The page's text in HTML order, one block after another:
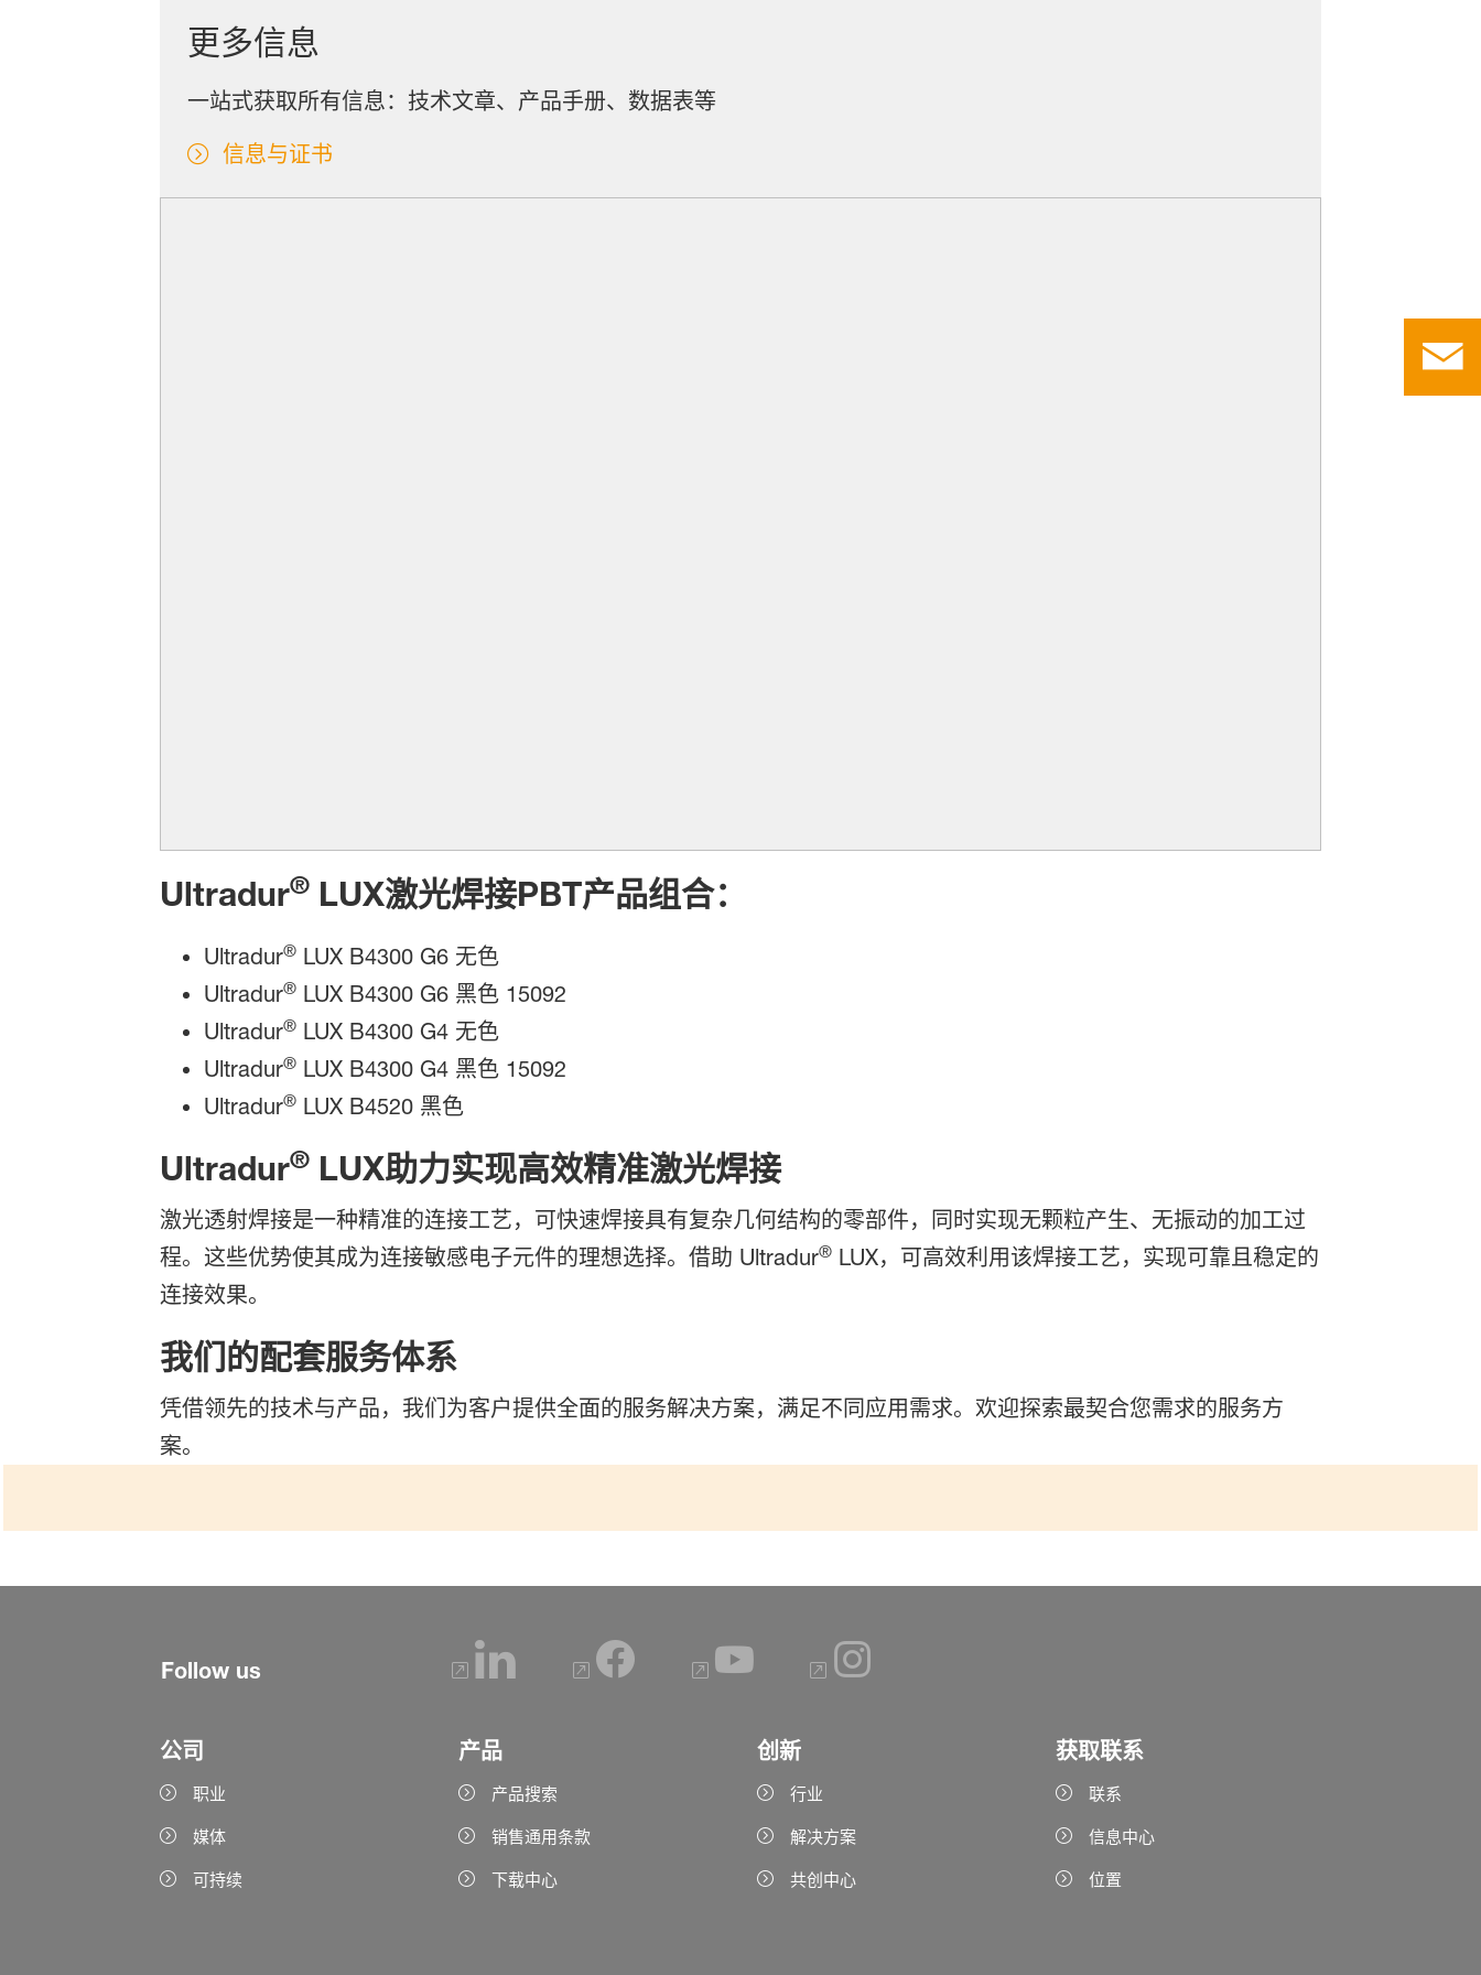
更多信息
一站式获取所有信息：技术文章、产品手册、数据表等
信息与证书
Ultradur®LUX激光焊接PBT产品组合：
Ultradur®LUX B4300 G6 无色
Ultradur®LUX B4300 G6 黑色 15092
Ultradur®LUX B4300 G4 无色
Ultradur®LUX B4300 G4 黑色 15092
Ultradur®LUX B4520 黑色
Ultradur®LUX助力实现高效精准激光焊接
激光透射焊接是一种精准的连接工艺，可快速焊接具有复杂几何结构的零部件，同时实现无颗粒产生、无振动的加工过
程。这些优势使其成为连接敏感电子元件的理想选择。借助 Ultradur®LUX，可高效利用该焊接工艺，实现可靠且稳定的
连接效果。
我们的配套服务体系
凭借领先的技术与产品，我们为客户提供全面的服务解决方案，满足不同应用需求。欢迎探索最契合您需求的服务方
案。
Follow us
公司
职业
媒体
可持续
产品
产品搜索
销售通用条款
下载中心
创新
行业
解决方案
共创中心
获取联系
联系
信息中心
位置